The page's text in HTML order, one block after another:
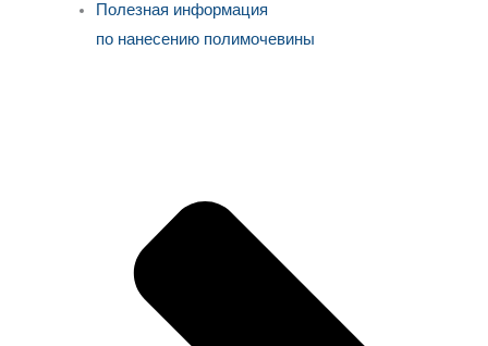
Полезная информация
по нанесению полимочевины